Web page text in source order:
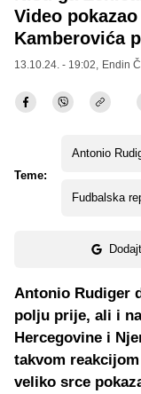
Video
Kamberovića
13.10.24. - 19:02, Endin
Teme:
Antonio
Fudbalska
Antonio Rudiger
polju prije, ali i
Hercegovine i
takvom
veliko srce